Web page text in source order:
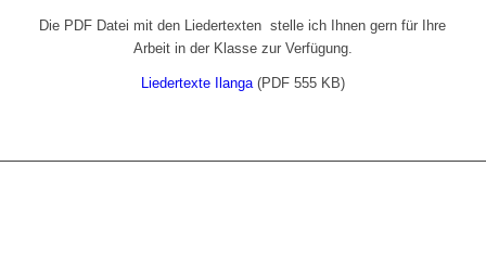
Die PDF Datei mit den Liedertexten stelle ich Ihnen gern für Ihre
Arbeit in der Klasse zur Verfügung.
Liedertexte Ilanga(PDF 555 KB)